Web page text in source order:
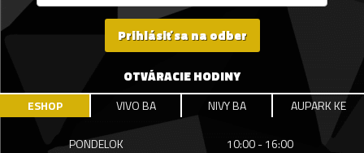
Prihlásiť sa na odber
OTVÁRACIE HODINY
ESHOP VIVO BA NIVY BA AUPARK KE
PONDELOK
10:00 - 16:00